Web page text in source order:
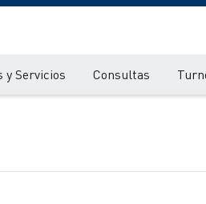
y Servicios Consultas